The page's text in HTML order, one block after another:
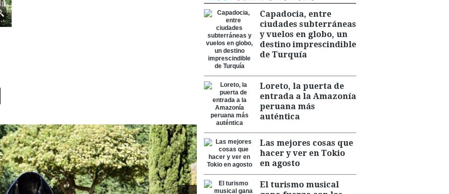
Capadocia, entre
ciudades subterráneas
y vuelos en globo, un
destino imprescindible
de Turquía
Loreto, la puerta de
entrada a la Amazonía
peruana más
auténtica
Las mejores cosas que
hacer y ver en Tokio
en agosto
El turismo musical